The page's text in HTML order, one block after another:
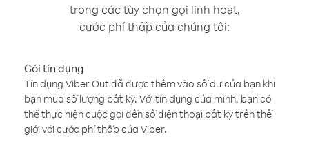
trong các tùy chọn gọi linh hoạt,
cước phí thấp của chúng tôi:
Gói tín dụng
Tín dụng Viber Out đã được thêm vào số dư của bạn khi
bạn mua số lượng bất kỳ. Với tín dụng của mình, bạn có
thể thực hiện cuộc gọi đến số điện thoại bất kỳ trên thế
giới với cước phí thấp của Viber.